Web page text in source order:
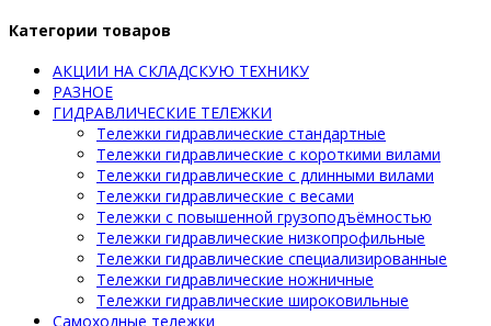
Категории товаров
АКЦИИ НА СКЛАДСКУЮ ТЕХНИКУ
РАЗНОЕ
ГИДРАВЛИЧЕСКИЕ ТЕЛЕЖКИ
Тележки гидравлические стандартные
Тележки гидравлические с короткими вилами
Тележки гидравлические с длинными вилами
Тележки гидравлические с весами
Тележки с повышенной грузоподъёмностью
Тележки гидравлические низкопрофильные
Тележки гидравлические специализированные
Тележки гидравлические ножничные
Тележки гидравлические широковильные
Самоходные тележки